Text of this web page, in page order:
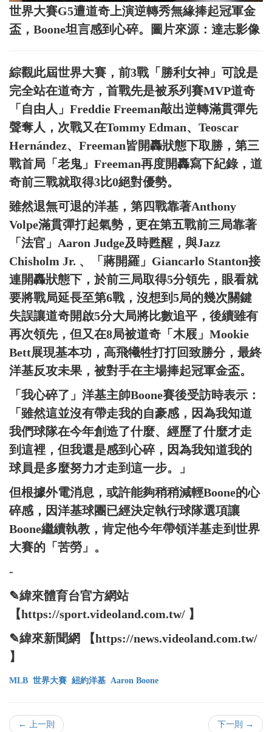
世界大賽G5遭道奇上演逆轉秀無緣捧起冠軍金
盃，Boone坦言感到心碎。圖片來源：達志影像
綜觀此屆世界大賽，前3戰「勝利女神」可說是
完全站在道奇方，首戰先是被系列賽MVP道奇
「自由人」Freddie Freeman敲出逆轉滿貫彈先
聲奪人，次戰又在Tommy Edman、Teoscar
Hernández、Freeman皆開轟狀態下取勝，第三
戰首局「老鬼」Freeman再度開轟寫下紀錄，道
奇前三戰就取得3比0絕對優勢。
雖然退無可退的洋基，第四戰靠著Anthony
Volpe滿貫彈打起氣勢，更在第五戰前三局靠著
「法官」Aaron Judge及時甦醒，與Jazz
Chisholm Jr. 、「蔣開羅」Giancarlo Stanton接
連開轟狀態下，於前三局取得5分領先，眼看就
要將戰局延長至第6戰，沒想到5局的幾次關鍵
失誤讓道奇開啟5分大局將比數追平，後續雖有
再次領先，但又在8局被道奇「木屐」Mookie
Bett展現基本功，高飛犧牲打打回致勝分，最終
洋基反攻未果，被對手在主場捧起冠軍金盃。
「我心碎了」洋基主帥Boone賽後受訪時表示：
「雖然這並沒有帶走我的自豪感，因為我知道
我們球隊在今年創造了什麼、經歷了什麼才走
到這裡，但我還是感到心碎，因為我知道我的
球員是多麼努力才走到這一步。」
但根據外電消息，或許能夠稍稍減輕Boone的心
碎感，因洋基球團已經決定執行球隊選項讓
Boone繼續執教，肯定他今年帶領洋基走到世界
大賽的「苦勞」。
-
✎緯來體育台官方網站
【https://sport.videoland.com.tw/ 】
✎緯來新聞網 【https://news.videoland.com.tw/
】
MLB 世界大賽 紐約洋基 Aaron Boone
← 上一則 下一則 →